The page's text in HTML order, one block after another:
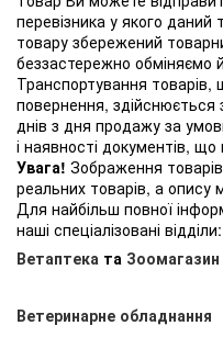
перевізника у якого
товару збережений
беззастережно обміняємо
Транспортування товарів,
повернення, здійснюється
днів з дня продажу за
і наявності документів,
Увага! Зображення
реальних товарів, а
Для найбільш повної
наші спеціалізовані відділи:
Ветаптека та Зоомагазин
Ветеринарне обладнання